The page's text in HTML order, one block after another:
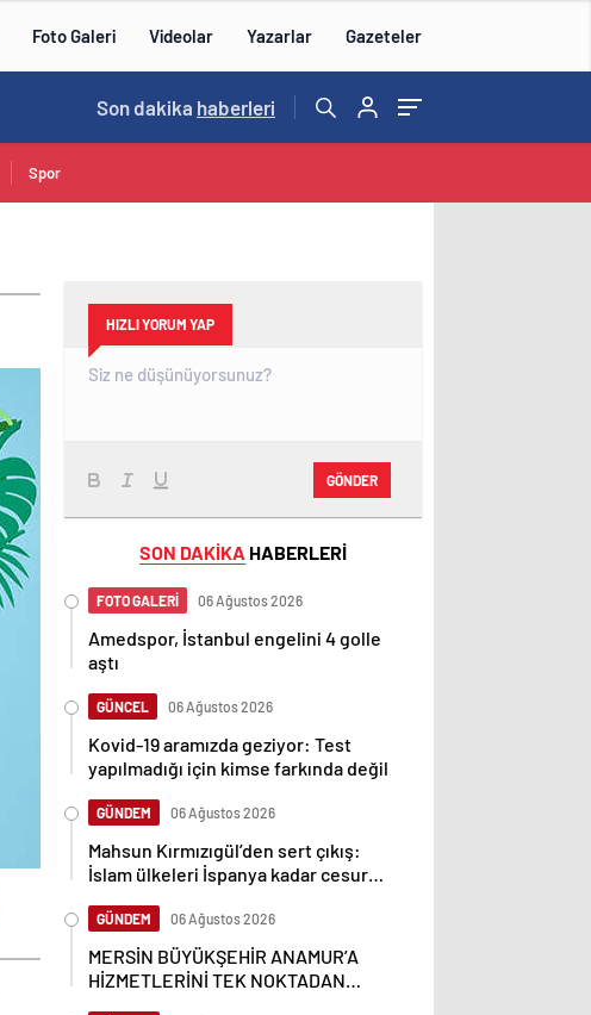
Foto Galeri Videolar Yazarlar Gazeteler
14:43 /
Son dakika haberleri
Spor
HIZLI YORUM YAP
GÖNDER
SON DAKİKA HABERLERİ
FOTO GALERİ 06 Ağustos 2026
Amedspor, İstanbul engelini 4 golle
aştı
GÜNCEL 06 Ağustos 2026
Kovid-19 aramızda geziyor: Test
yapılmadığı için kimse farkında değil
GÜNDEM 06 Ağustos 2026
Mahsun Kırmızıgül’den sert çıkış:
İslam ülkeleri İspanya kadar cesur
GÜNDEM 06 Ağustos 2026
MERSİN BÜYÜKŞEHİR ANAMUR’A
HİZMETLERİNİ TEK NOKTADAN